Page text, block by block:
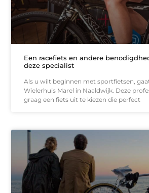
Een racefiets en andere
deze specialist
Als u wilt beginnen met sportfietsen,
Wielerhuis Marel in Naaldwijk. Deze
graag een fiets uit te kiezen die perfect